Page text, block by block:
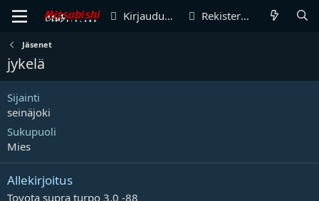
Kirjaudu sisään Rekisteröidy
Jäsenet
jykelä
Sijainti
seinäjoki
Sukupuoli
Mies
Allekirjoitus
Toyota supra turpo 3.0 -88